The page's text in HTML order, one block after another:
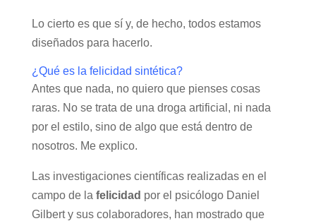
Lo cierto es que sí y, de hecho, todos estamos
diseñados para hacerlo.
¿Qué es la felicidad sintética?
Antes que nada, no quiero que pienses cosas
raras. No se trata de una droga artificial, ni nada
por el estilo, sino de algo que está dentro de
nosotros. Me explico.
Las investigaciones científicas realizadas en el
campo de la felicidad por el psicólogo Daniel
Gilbert y sus colaboradores, han mostrado que